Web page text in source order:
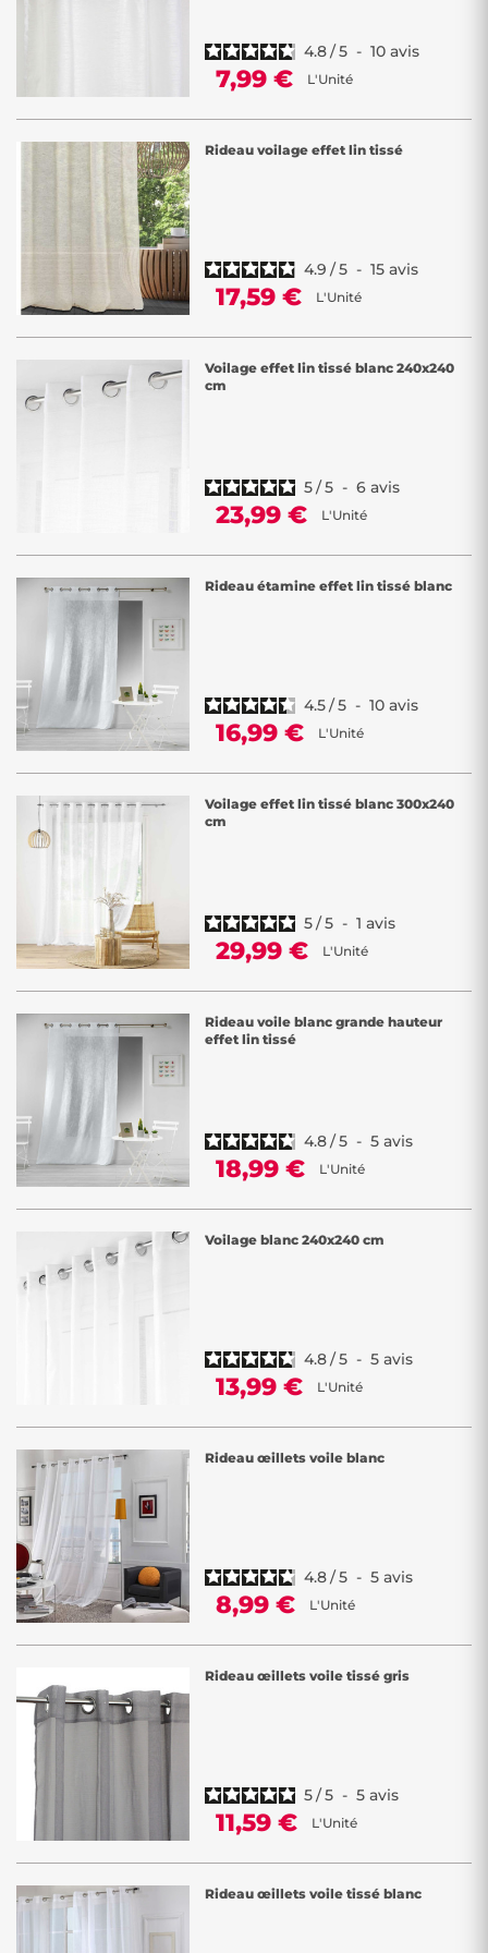
élégante à vos besoins. Grâce à leur transparence, ils préservent aussi
votre vue extérieure tout en créant un cocon apaisant à l'intérieur.
Pour une isolation renforcée ou un noir complet dans une pièce, vous
4.8/5 - 10 avis
7,99 € L'Unité
Rideau voilage effet lin tissé
4.9 /5 - 15 avis
17,59 € L'Unité
Voilage effet lin tissé blanc 240x240
cm
5/5 - 6 avis
23,99 € L'Unité
Rideau étamine effet lin tissé blanc
4.5/5 - 10 avis
16,99 € L'Unité
Voilage effet lin tissé blanc 300x240
cm
5/5 - 1 avis
29,99 € L'Unité
Rideau voile blanc grande hauteur
effet lin tissé
4.8/5 - 5 avis
18,99 € L'Unité
Voilage blanc 240x240 cm
4.8/5 - 5 avis
13,99 € L'Unité
Rideau œillets voile blanc
4.8/5 - 5 avis
8,99 € L'Unité
Rideau œillets voile tissé gris
5/5 - 5 avis
11,59 € L'Unité
Rideau œillets voile tissé blanc